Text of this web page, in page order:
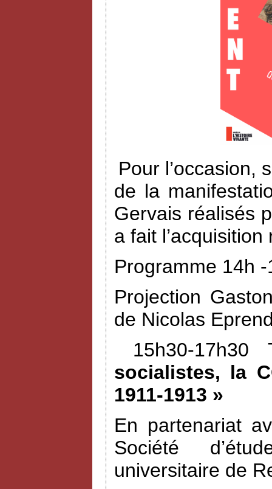
Pour l’occasion,
de la
Gervais réalisés
a fait
Programme 14h
Projection
de Nicolas
15h30-
socialistes, la
1911-1913 »
En partenariat
Société
universitaire de